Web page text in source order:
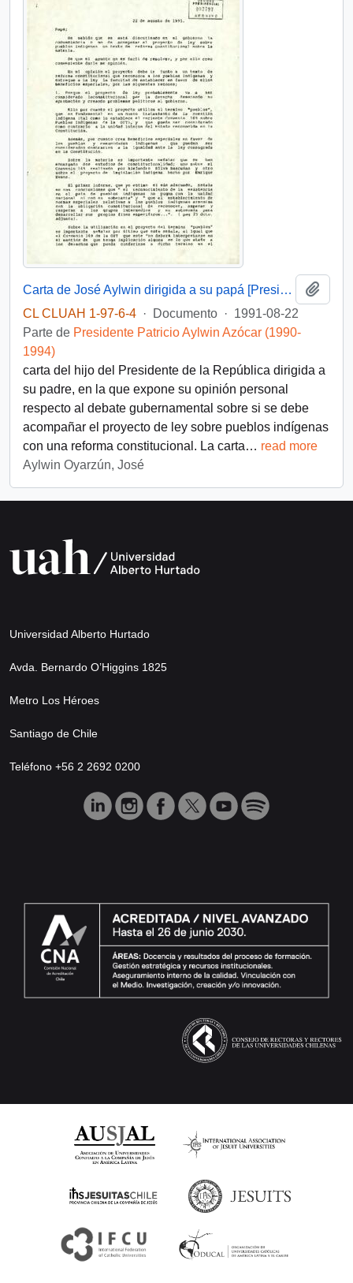
Carta de José Aylwin dirigida a su papá [Presidente de la República]
CL CLUAH 1-97-6-4 · Documento · 1991-08-22
Parte de Presidente Patricio Aylwin Azócar (1990-
1994)
carta del hijo del Presidente de la República dirigida a
su padre, en la que expone su opinión personal
respecto al debate gubernamental sobre si se debe
acompañar el proyecto de ley sobre pueblos indígenas
con una reforma constitucional. La carta… read more
Aylwin Oyarzún, José
Universidad Alberto Hurtado
Avda. Bernardo O’Higgins 1825
Metro Los Héroes
Santiago de Chile
Teléfono +56 2 2692 0200